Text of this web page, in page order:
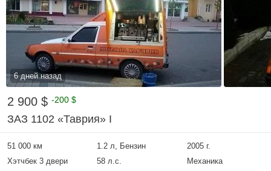
6 дней назад
2 900 $ -200 $
ЗАЗ 1102 «Таврия» I
51 000 км 1.2 л, Бензин
2005 г.
Хэтчбек 3 двери
58 л.с.
Механика